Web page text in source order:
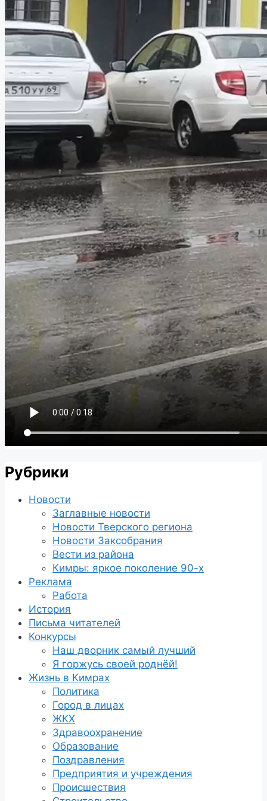
Рубрики
Новости
Заглавные новости
Новости Тверского региона
Новости Заксобрания
Вести из района
Кимры: яркое поколение 90-х
Реклама
Работа
История
Письма читателей
Конкурсы
Наш дворник самый лучший
Я горжусь своей роднёй!
Жизнь в Кимрах
Политика
Город в лицах
ЖКХ
Здравоохранение
Образование
Поздравления
Предприятия и учреждения
Происшествия